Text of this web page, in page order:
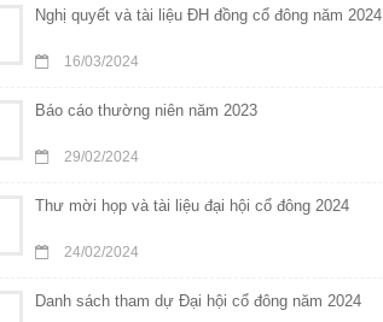
Nghị quyết và tài liệu ĐH đồng cổ đông năm 2024
16/03/2024
Báo cáo thường niên năm 2023
29/02/2024
Thư mời họp và tài liệu đại hội cổ đông 2024
24/02/2024
Danh sách tham dự Đại hội cổ đông năm 2024